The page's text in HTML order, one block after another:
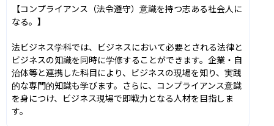
【コンプライアンス（法令遵守）意識を持つ志ある社会人に
なる。】
法ビジネス学科では、ビジネスにおいて必要とされる法律と
ビジネスの知識を同時に学修することができます。企業・自
治体等と連携した科目により、ビジネスの現場を知り、実践
的な専門的知識も学びます。さらに、コンプライアンス意識
を身につけ、ビジネス現場で即戦力となる人材を目指しま
す。